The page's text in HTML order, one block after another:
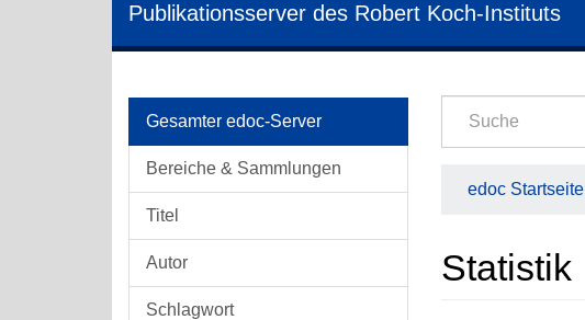
Publikationsserver des Robert Koch-Instituts
Gesamter edoc-Server
Bereiche & Sammlungen
Titel
Autor
Schlagwort
edoc Startseite
Statistik